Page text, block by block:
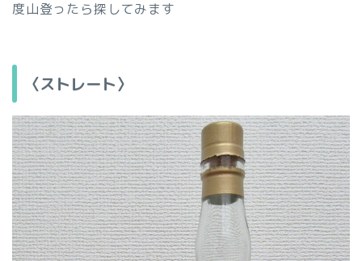
度山登ったら探してみます
〈ストレート〉